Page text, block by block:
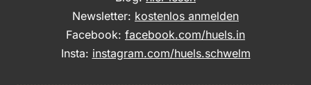
Newsletter: kostenlos anmelden
Facebook: facebook.com/huels.in
Insta: instagram.com/huels.schwelm